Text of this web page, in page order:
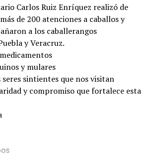
Carlos Ruiz Enríquez realizó de
de 200 atenciones a caballos y
a los caballerangos
y Veracruz.
y mulares
seres sintientes que nos visitan
y compromiso que fortalece esta